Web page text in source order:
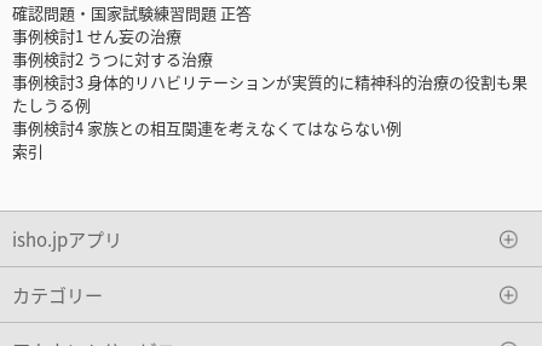
確認問題・国家試験練習問題 正答
事例検討1 せん妄の治療
事例検討2 うつに対する治療
事例検討3 身体的リハビリテーションが実質的に精神科的治療の役割も果
たしうる例
事例検討4 家族との相互関連を考えなくてはならない例
索引
isho.jpアプリ
カテゴリー